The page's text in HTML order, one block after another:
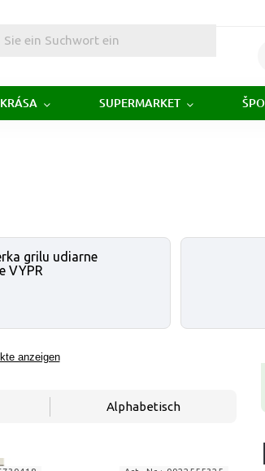
KRÁSA SUPERMARKET
grilu udiarne
VYPR
anzeigen
Alphabetisch